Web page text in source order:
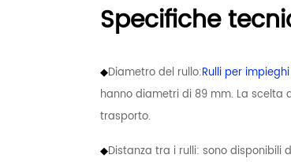
Specifiche
◆Diametro del rullo:Rulli per
hanno diametri di 89 mm. La
trasporto.
◆Distanza tra i rulli: sono disponibili